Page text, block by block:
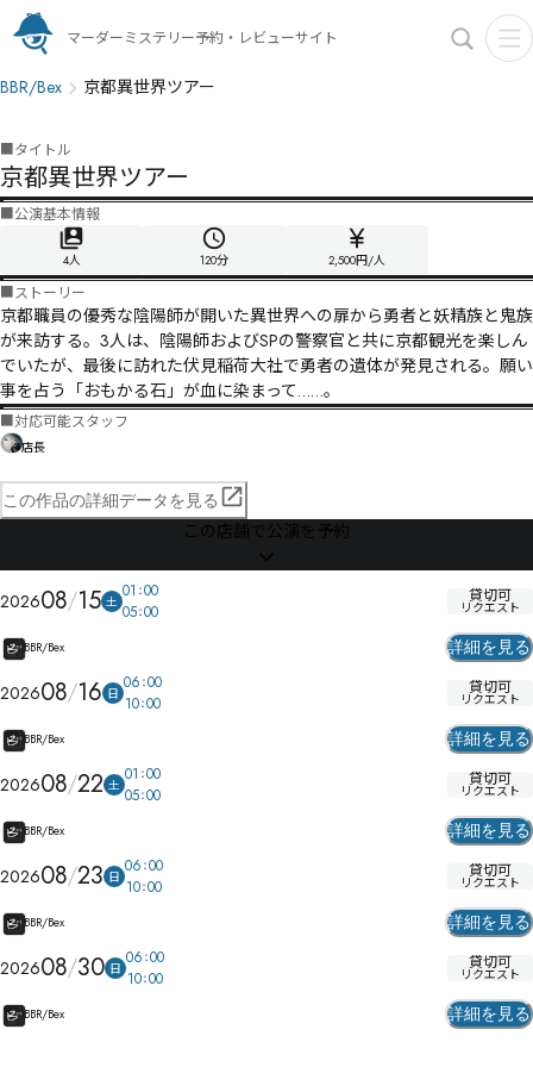
マーダーミステリー予約・レビューサイト
BBR/Bex 京都異世界ツアー
■タイトル
京都異世界ツアー
■公演基本情報
4人 120分 2,500円/人
■ストーリー
京都職員の優秀な陰陽師が開いた異世界への扉から勇者と妖精族と鬼族
が来訪する。3人は、陰陽師およびSPの警察官と共に京都観光を楽しん
でいたが、最後に訪れた伏見稲荷大社で勇者の遺体が発見される。願い
■対応可能スタッフ
店長
この作品の詳細データを見る
この店舗で公演を予約
202608 15 土 01 00
05 00
貸切可
リクエスト
BBR/Bex 詳細を見る
202608 16 日 06 00
10 00
貸切可
リクエスト
BBR/Bex 詳細を見る
202608 22 土 01 00
05 00
貸切可
リクエスト
BBR/Bex 詳細を見る
202608 23 日 06 00
10 00
貸切可
リクエスト
BBR/Bex 詳細を見る
202608 30 日 06 00
10 00
貸切可
リクエスト
BBR/Bex 詳細を見る